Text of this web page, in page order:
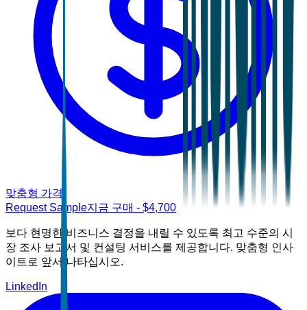
맞춤형 가격
Request Sample지금 구매 - $4,700
보다 현명한 비즈니스 결정을 내릴 수 있도록 최고 수준의 시
장 조사 보고서 및 컨설팅 서비스를 제공합니다. 맞춤형 인사
이트로 앞서 나타십시오.
LinkedIn